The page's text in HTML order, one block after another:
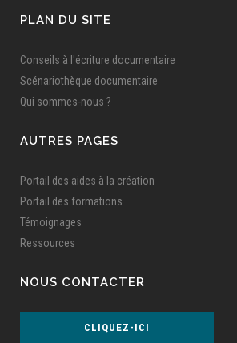
PLAN DU SITE
Conseils à l'écriture documentaire
Scénariothèque documentaire
Qui sommes-nous ?
AUTRES PAGES
Portail des aides à la création
Portail des formations
Témoignages
Ressources
NOUS CONTACTER
CLIQUEZ-ICI